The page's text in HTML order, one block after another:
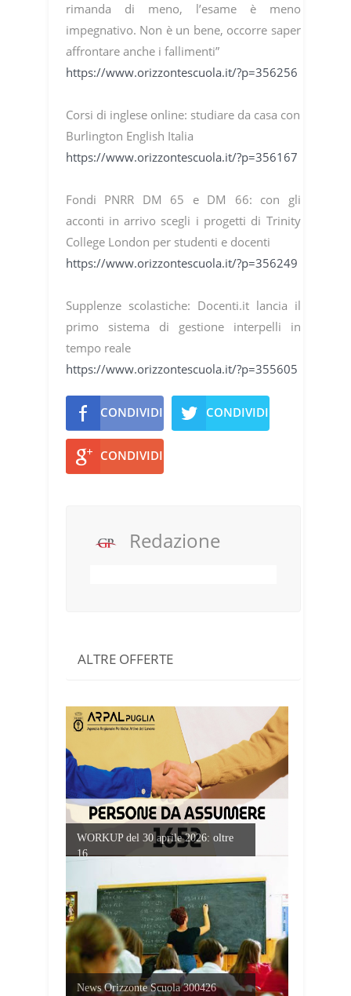
rimanda di meno, l’esame è meno
impegnativo. Non è un bene, occorre saper
affrontare anche i fallimenti”
https://www.orizzontescuola.it/?p=356256
Corsi di inglese online: studiare da casa con
Burlington English Italia
https://www.orizzontescuola.it/?p=356167
​Fondi PNRR DM 65 e DM 66: con gli
acconti in arrivo scegli i progetti di Trinity
College London per studenti e docenti
https://www.orizzontescuola.it/?p=356249
Supplenze scolastiche: Docenti.it lancia il
primo sistema di gestione interpelli in
tempo reale
https://www.orizzontescuola.it/?p=355605
CONDIVIDI CONDIVIDI
CONDIVIDI
Redazione
ALTRE OFFERTE
WORKUP del 30 aprile 2026: oltre
16...
News Orizzonte Scuola 300426